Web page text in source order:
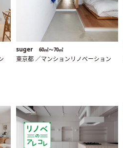
suger 60㎡〜70㎡
東京都 ／マンションリノベーション